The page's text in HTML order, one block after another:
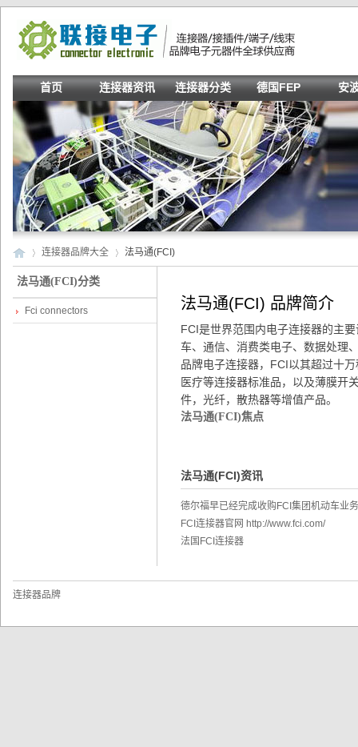
首页 连接器资讯 连接器分类 德国FEP 安
Co»
连接器品牌大全
»
法马通(FCI)
法马通(FCI)分类
Fci connectors 法马通(FCI) 品牌简介
FCI是世界范围内电子连接器的主
车、通信、消费类电子、数据处理
品牌电子连接器，FCI以其超过十
医疗等连接器标准品，以及薄膜开
件，光纤，散热器等增值产品。
法马通(FCI)焦点
法马通(FCI)资讯
德尔福早已经完成收购FCI集团机动车业务
FCI连接器官网 http://www.fci.com/
法国FCI连接器
连接器品牌